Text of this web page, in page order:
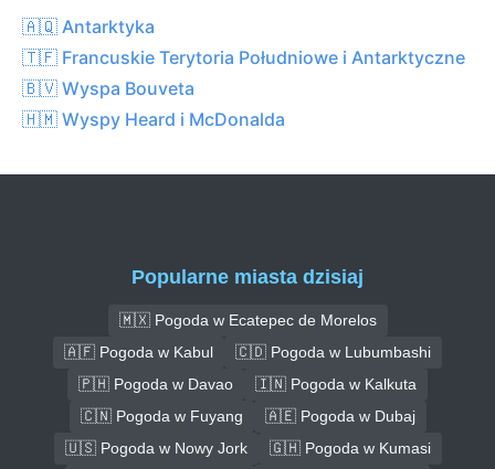
🇦🇶 Antarktyka
🇹🇫 Francuskie Terytoria Południowe i Antarktyczne
🇧🇻 Wyspa Bouveta
🇭🇲 Wyspy Heard i McDonalda
Popularne miasta dzisiaj
🇲🇽 Pogoda w Ecatepec de Morelos
🇦🇫 Pogoda w Kabul
🇨🇩 Pogoda w Lubumbashi
🇵🇭 Pogoda w Davao
🇮🇳 Pogoda w Kalkuta
🇨🇳 Pogoda w Fuyang
🇦🇪 Pogoda w Dubaj
🇺🇸 Pogoda w Nowy Jork
🇬🇭 Pogoda w Kumasi